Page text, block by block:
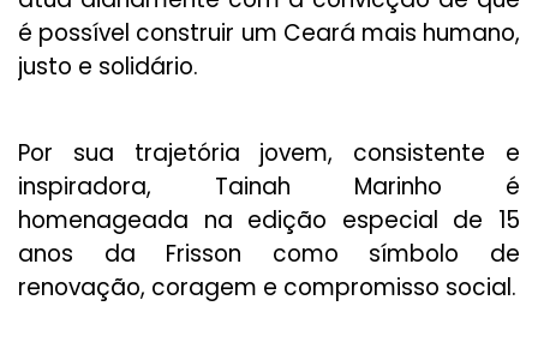
é possível construir um Ceará mais humano,
justo e solidário.
Por sua trajetória jovem, consistente e
inspiradora, Tainah Marinho é
homenageada na edição especial de 15
anos da Frisson como símbolo de
renovação, coragem e compromisso social.